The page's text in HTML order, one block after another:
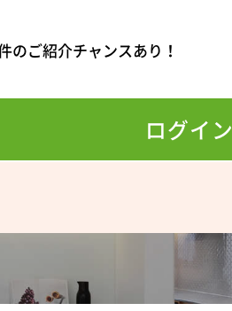
のご紹介チャンスあり！
ログイン